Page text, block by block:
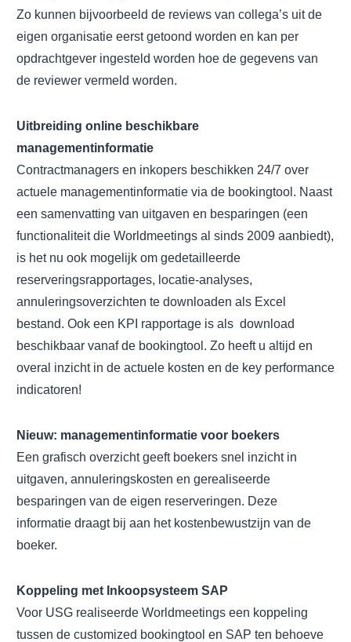
Zo kunnen bijvoorbeeld de reviews van collega’s uit de
eigen organisatie eerst getoond worden en kan per
opdrachtgever ingesteld worden hoe de gegevens van
de reviewer vermeld worden.
Uitbreiding online beschikbare
managementinformatie
Contractmanagers en inkopers beschikken 24/7 over
actuele managementinformatie via de bookingtool. Naast
een samenvatting van uitgaven en besparingen (een
functionaliteit die Worldmeetings al sinds 2009 aanbiedt),
is het nu ook mogelijk om gedetailleerde
reserveringsrapportages, locatie-analyses,
annuleringsoverzichten te downloaden als Excel
bestand. Ook een KPI rapportage is als download
beschikbaar vanaf de bookingtool. Zo heeft u altijd en
overal inzicht in de actuele kosten en de key performance
indicatoren!
Nieuw: managementinformatie voor boekers
Een grafisch overzicht geeft boekers snel inzicht in
uitgaven, annuleringskosten en gerealiseerde
besparingen van de eigen reserveringen. Deze
informatie draagt bij aan het kostenbewustzijn van de
boeker.
Koppeling met Inkoopsysteem SAP
Voor USG realiseerde Worldmeetings een koppeling
tussen de customized bookingtool en SAP ten behoeve